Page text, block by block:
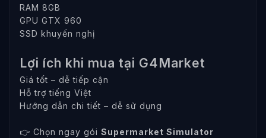
RAM 8GB
GPU GTX 960
SSD khuyến nghị
Lợi ích khi mua tại G4Market
Giá tốt – dễ tiếp cận
Hỗ trợ tiếng Việt
Hướng dẫn chi tiết – dễ sử dụng
👉 Chọn ngay gói Supermarket Simulator